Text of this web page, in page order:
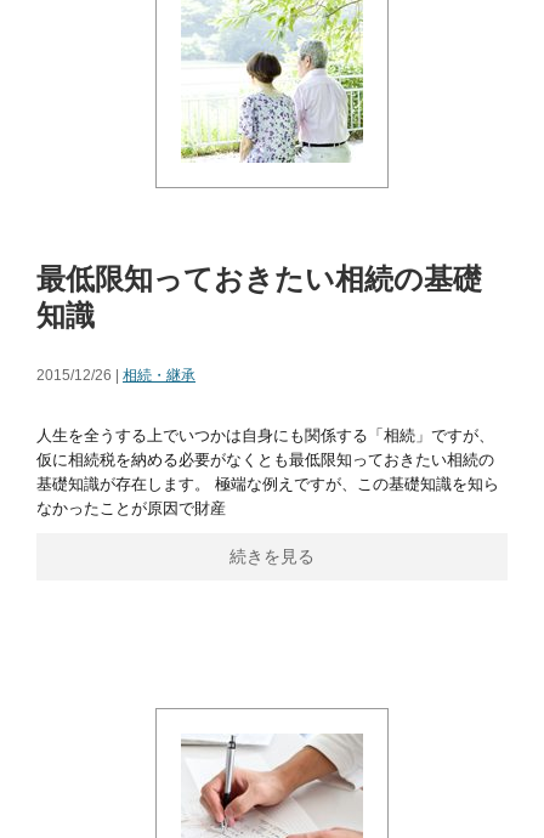
最低限知っておきたい相続の基礎
知識
2015/12/26 | 相続・継承
人生を全うする上でいつかは自身にも関係する「相続」ですが、
仮に相続税を納める必要がなくとも最低限知っておきたい相続の
基礎知識が存在します。 極端な例えですが、この基礎知識を知ら
なかったことが原因で財産
続きを見る